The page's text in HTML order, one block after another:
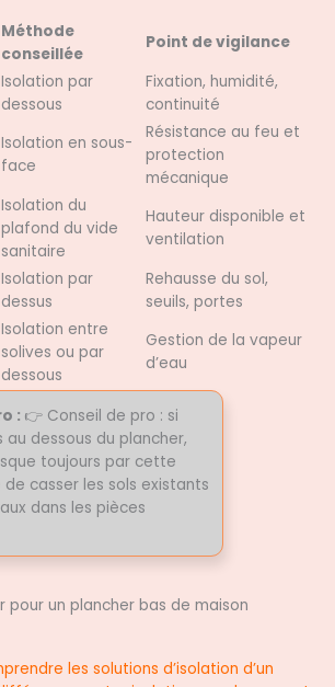
Méthode
conseillée
Point de vigilance
Isolation par
dessous
Fixation, humidité,
continuité
Isolation en sous-
face
Résistance au feu et
protection
mécanique
Isolation du
plafond du vide
sanitaire
Hauteur disponible et
ventilation
Isolation par
dessus
Rehausse du sol,
seuils, portes
Isolation entre
solives ou par
dessous
Gestion de la vapeur
d’eau
: 👉 Conseil de pro : si
dessous du plancher,
toujours par cette
casser les sols existants
dans les pièces
pour un plancher bas de maison